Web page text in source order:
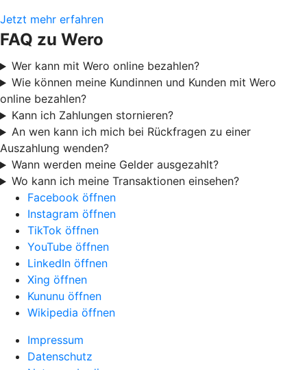
Jetzt mehr erfahren
FAQ zu Wero
Wer kann mit Wero online bezahlen?
Wie können meine Kundinnen und Kunden mit Wero
online bezahlen?
Kann ich Zahlungen stornieren?
An wen kann ich mich bei Rückfragen zu einer
Auszahlung wenden?
Wann werden meine Gelder ausgezahlt?
Wo kann ich meine Transaktionen einsehen?
Facebook öffnen
Instagram öffnen
TikTok öffnen
YouTube öffnen
LinkedIn öffnen
Xing öffnen
Kununu öffnen
Wikipedia öffnen
Impressum
Datenschutz